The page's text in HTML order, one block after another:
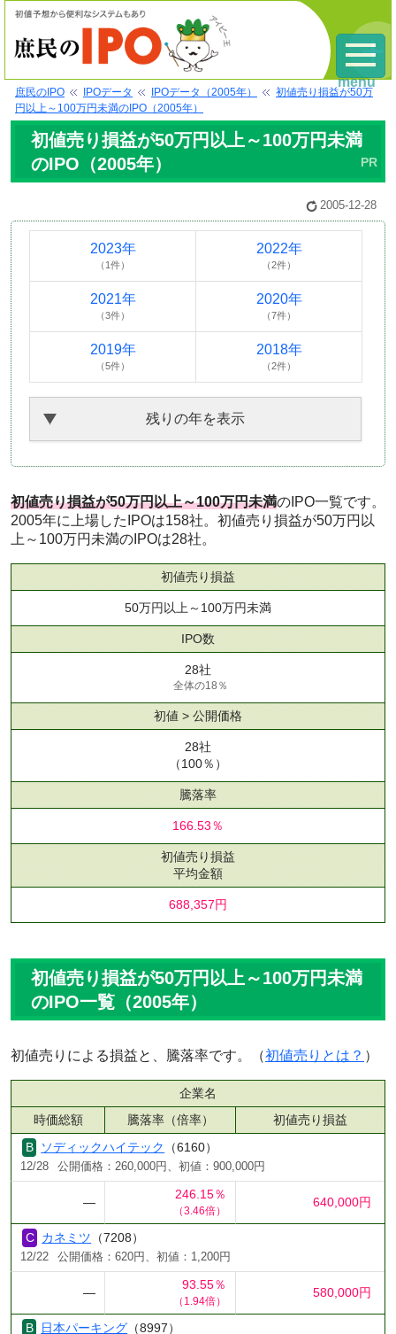
庶民のIPO IPOデータ IPOデータ（2005年）
初値売り損益が50万
円以上～100万円未満のIPO（2005年）
初値売り損益が50万円以上～100万円未満
のIPO（2005年）
2005-12-28
2023年
（1件）
2022年
（2件）
2021年
（3件）
2020年
（7件）
2019年
（5件）
2018年
（2件）
残りの年を表示
初値売り損益が50万円以上～100万円未満のIPO一覧です。
2005年に上場したIPOは158社。初値売り損益が50万円以
上～100万円未満のIPOは28社。
初値売り損益
50万円以上～100万円未満
IPO数
28社
全体の18％
初値 > 公開価格
28社
（100％）
騰落率
166.53％
初値売り損益
平均金額
688,357円
初値売り損益が50万円以上～100万円未満
のIPO一覧（2005年）
初値売りによる損益と、騰落率です。（初値売りとは？ ）
企業名
時価総額
騰落率（倍率）
初値売り損益
ソディックハイテック
（6160）
12/28 公開価格：260,000円、初値：900,000円
―
246.15％
（3.46倍）
640,000円
カネミツ （7208）
12/22 公開価格：620円、初値：1,200円
―
93.55％
（1.94倍）
580,000円
日本パーキング （8997）
menu